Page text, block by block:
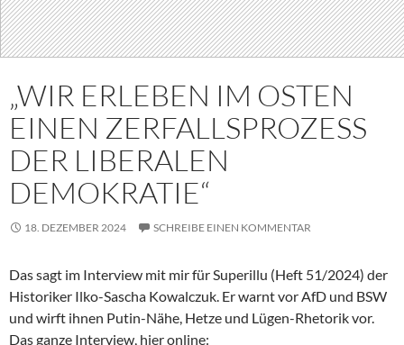
„WIR ERLEBEN IM OSTEN
EINEN ZERFALLSPROZESS
DER LIBERALEN
DEMOKRATIE“
18. DEZEMBER 2024 SCHREIBE EINEN KOMMENTAR
Das sagt im Interview mit mir für Superillu (Heft 51/2024) der
Historiker Ilko-Sascha Kowalczuk. Er warnt vor AfD und BSW
und wirft ihnen Putin-Nähe, Hetze und Lügen-Rhetorik vor.
Das ganze Interview, hier online: